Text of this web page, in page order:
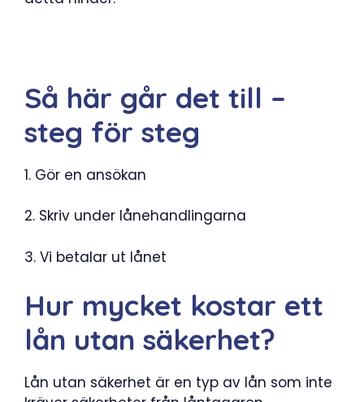
Så här går det till –
steg för steg
1. Gör en ansökan
2. Skriv under lånehandlingarna
3. Vi betalar ut lånet
Hur mycket kostar ett
lån utan säkerhet?
Lån utan säkerhet är en typ av lån som inte